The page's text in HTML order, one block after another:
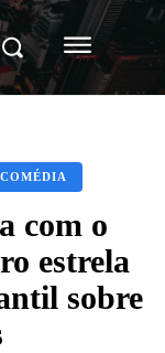
com o
estrela
sobre